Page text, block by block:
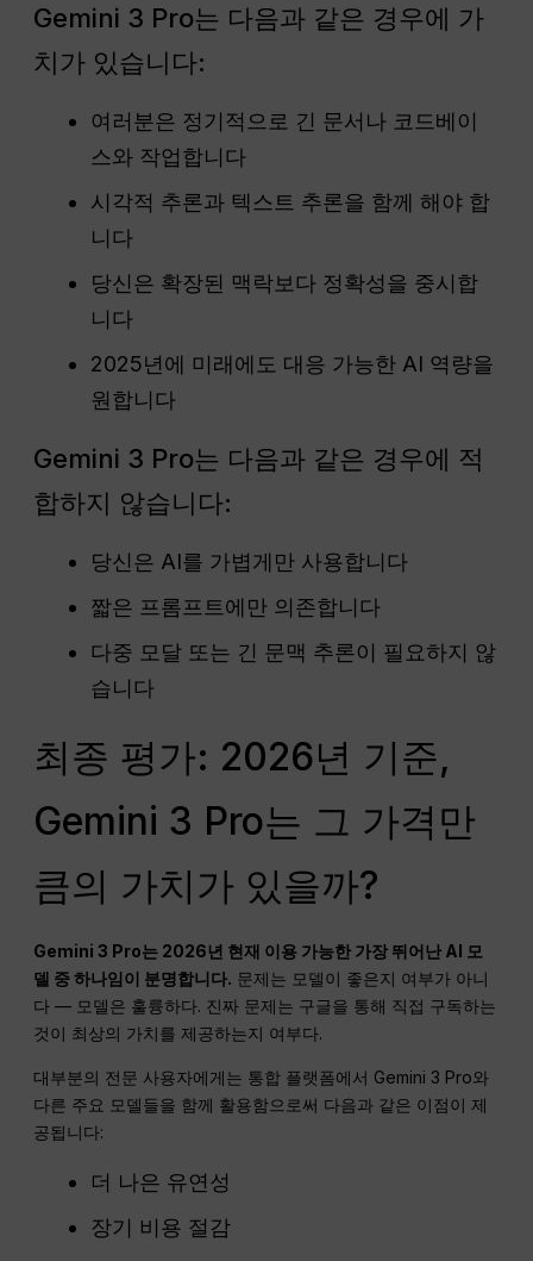
Gemini 3 Pro는 다음과 같은 경우에 가
치가 있습니다:
여러분은 정기적으로 긴 문서나 코드베이
스와 작업합니다
시각적 추론과 텍스트 추론을 함께 해야 합
니다
당신은 확장된 맥락보다 정확성을 중시합
니다
2025년에 미래에도 대응 가능한 AI 역량을
원합니다
Gemini 3 Pro는 다음과 같은 경우에 적
합하지 않습니다:
당신은 AI를 가볍게만 사용합니다
짧은 프롬프트에만 의존합니다
다중 모달 또는 긴 문맥 추론이 필요하지 않
습니다
최종 평가: 2026년 기준,
Gemini 3 Pro는 그 가격만
큼의 가치가 있을까?
Gemini 3 Pro는 2026년 현재 이용 가능한 가장 뛰어난 AI 모
델 중 하나임이 분명합니다. 문제는 모델이 좋은지 여부가 아니
다 — 모델은 훌륭하다. 진짜 문제는 구글을 통해 직접 구독하는
것이 최상의 가치를 제공하는지 여부다.
대부분의 전문 사용자에게는 통합 플랫폼에서 Gemini 3 Pro와
다른 주요 모델들을 함께 활용함으로써 다음과 같은 이점이 제
공됩니다:
더 나은 유연성
장기 비용 절감